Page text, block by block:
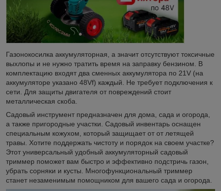
Газонокосилка аккумуляторная, а значит отсутствуют токсичные
выхлопы и не нужно тратить время на заправку бензином. В
комплектацию входят два сменных аккумулятора по 21V (на
аккумуляторе указано 48Vf) каждый. Не требует подключения к
сети. Для защиты двигателя от повреждений стоит
металлическая скоба.
Садовый инструмент предназначен для дома, сада и огорода,
а также пригородные участки. Садовый инвентарь оснащен
специальным кожухом, который защищает от от летящей
травы. Хотите поддержать чистоту и порядок на своем участке?
Этот универсальный удобный аккумуляторный садовый
триммер поможет вам быстро и эффективно подстричь газон,
убрать сорняки и кусты. Многофункциональный триммер
станет незаменимым помощником для вашего сада и огорода.